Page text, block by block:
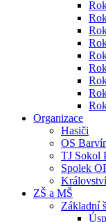
Organizace
Hasiči
OS
TJ Sokol
Spolek
ZŠ a MŠ
Základní